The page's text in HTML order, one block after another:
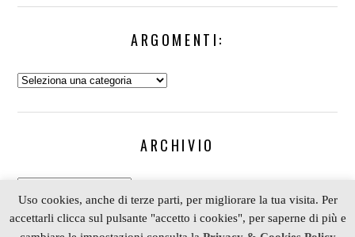
ARGOMENTI:
Argomenti:
ARCHIVIO
Archivio
Uso cookies, anche di terze parti, per migliorare la tua visita. Per
accettarli clicca sul pulsante "accetto i cookies", per saperne di più e